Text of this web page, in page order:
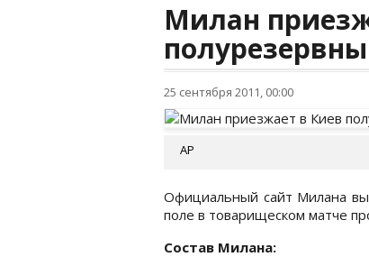
Милан
25 сентября 2011, 00:00
AP
Официальный сайт Милана
поле в товарищеском матче
Состав Милана: